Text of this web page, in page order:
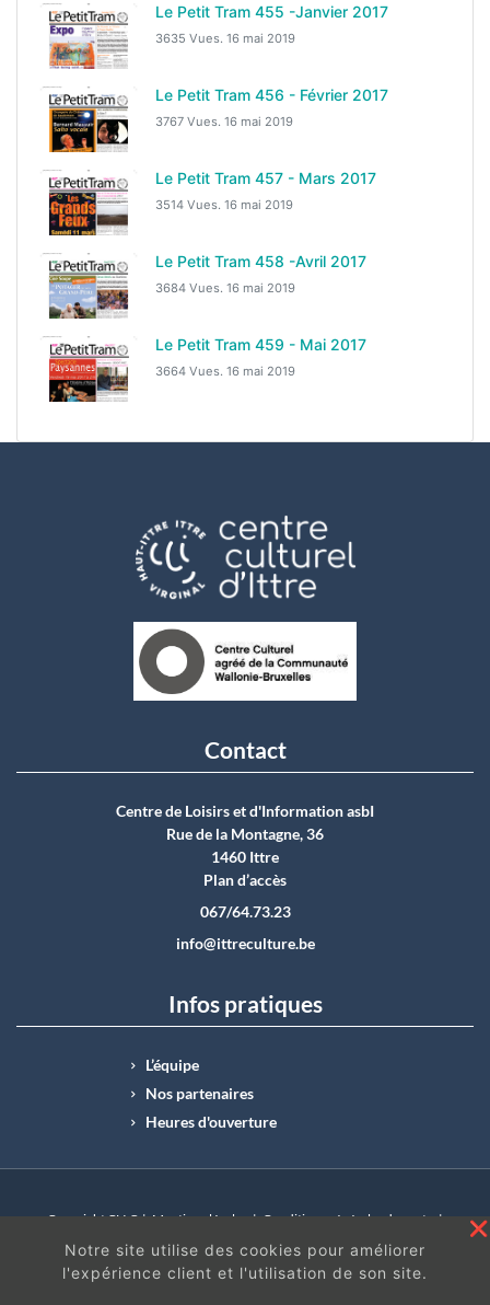
Le Petit Tram 455 -Janvier 2017
3635 Vues. 16 mai 2019
Le Petit Tram 456 - Février 2017
3767 Vues. 16 mai 2019
Le Petit Tram 457 - Mars 2017
3514 Vues. 16 mai 2019
Le Petit Tram 458 -Avril 2017
3684 Vues. 16 mai 2019
Le Petit Tram 459 - Mai 2017
3664 Vues. 16 mai 2019
Contact
Centre de Loisirs et d'Information asbI
Rue de la Montagne, 36
1460 Ittre
Plan d’accès
067/64.73.23
info@ittreculture.be
Infos pratiques
L’équipe
Nos partenaires
Heures d'ouverture
Copyright CLI © | Mentions légales | Conditions générales de vente |
N°Entreprise : BE0414.742.009 |
BE50 0012 6285 4518
Notre site utilise des cookies pour améliorer
l'expérience client et l'utilisation de son site.